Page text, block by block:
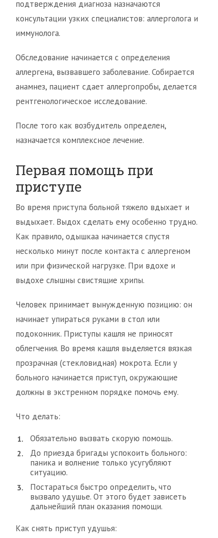
подтверждения диагноза назначаются
консультации узких специалистов: аллерголога и
иммунолога.
Обследование начинается с определения
аллергена, вызвавшего заболевание. Собирается
анамнез, пациент сдает аллергопробы, делается
рентгенологическое исследование.
После того как возбудитель определен,
назначается комплексное лечение.
Первая помощь при
приступе
Во время приступа больной тяжело вдыхает и
выдыхает. Выдох сделать ему особенно трудно.
Как правило, одышкаа начинается спустя
несколько минут после контакта с аллергеном
или при физической нагрузке. При вдохе и
выдохе слышны свистящие хрипы.
Человек принимает вынужденную позицию: он
начинает упираться руками в стол или
подоконник. Приступы кашля не приносят
облегчения. Во время кашля выделяется вязкая
прозрачная (стекловидная) мокрота. Если у
больного начинается приступ, окружающие
должны в экстренном порядке помочь ему.
Что делать:
Обязательно вызвать скорую помощь.
До приезда бригады успокоить больного:
паника и волнение только усугубляют
ситуацию.
Постараться быстро определить, что
вызвало удушье. От этого будет зависеть
дальнейший план оказания помощи.
Как снять приступ удушья: